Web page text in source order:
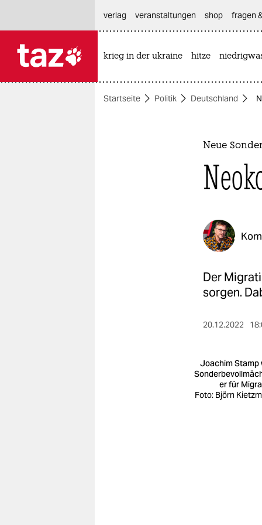
themen
verlag
veranstaltungen shop fragen
krieg in der ukraine hitze
Startseite Politik Deutschland
Neue
Der
sorgen.
20.12.2022
Joachim Stamp
er für
Foto: Björn